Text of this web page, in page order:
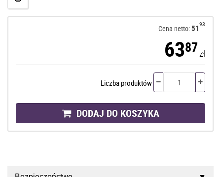
Cena netto:5193
6387 zł
Liczba produktów
DODAJ DO KOSZYKA